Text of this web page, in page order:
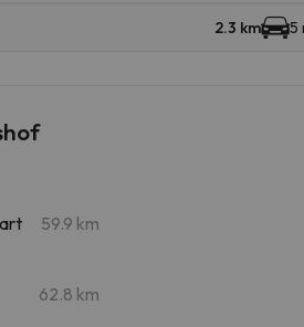
2.3 km 5
59.9 km
62.8 km